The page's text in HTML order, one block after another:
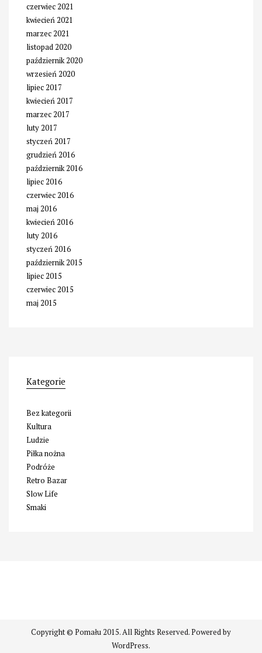
czerwiec 2021
kwiecień 2021
marzec 2021
listopad 2020
październik 2020
wrzesień 2020
lipiec 2017
kwiecień 2017
marzec 2017
luty 2017
styczeń 2017
grudzień 2016
październik 2016
lipiec 2016
czerwiec 2016
maj 2016
kwiecień 2016
luty 2016
styczeń 2016
październik 2015
lipiec 2015
czerwiec 2015
maj 2015
Kategorie
Bez kategorii
Kultura
Ludzie
Piłka nożna
Podróże
Retro Bazar
Slow Life
Smaki
Copyright © Pomału 2015. All Rights Reserved. Powered by
WordPress.